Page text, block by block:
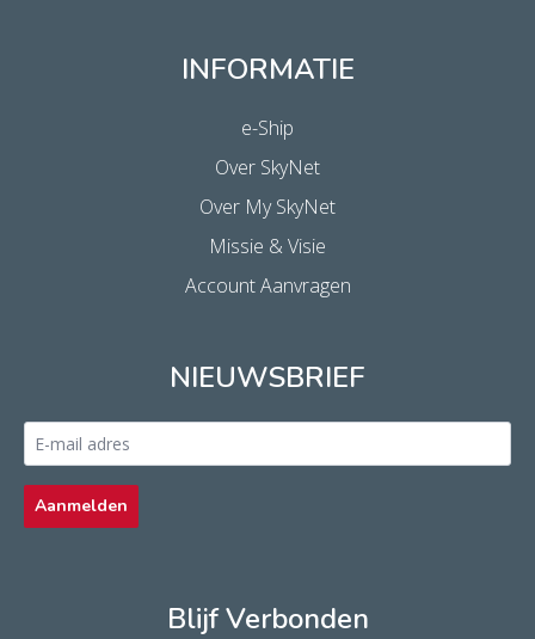
INFORMATIE
e-Ship
Over SkyNet
Over My SkyNet
Missie & Visie
Account Aanvragen
NIEUWSBRIEF
Email
address
*
Aanmelden
Blijf Verbonden